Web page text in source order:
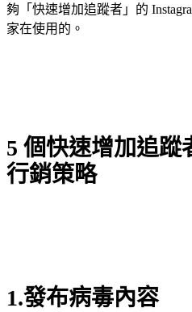
夠「快速增加追蹤者」的
家在使用的。
5 個快速增加追蹤
行銷策略
1.發布病毒內容